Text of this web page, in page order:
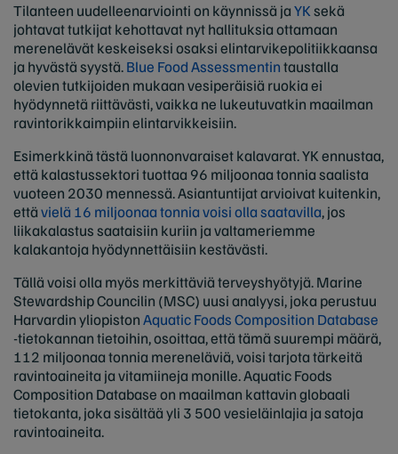
Tilanteen uudelleenarviointi on käynnissä jaYKsekä
johtavat tutkijat kehottavat nyt hallituksia ottamaan
merenelävät keskeiseksi osaksi elintarvikepolitiikkaansa
ja hyvästä syystä.Blue Food Assessmentintaustalla
olevien tutkijoiden mukaan vesiperäisiä ruokia ei
hyödynnetä riittävästi, vaikka ne lukeutuvatkin maailman
ravintorikkaimpiin elintarvikkeisiin.
Esimerkkinä tästä luonnonvaraiset kalavarat. YK ennustaa,
että kalastussektori tuottaa 96 miljoonaa tonnia saalista
vuoteen 2030 mennessä. Asiantuntijat arvioivat kuitenkin,
ettävielä 16 miljoonaa tonnia voisi olla saatavilla, jos
liikakalastus saataisiin kuriin ja valtameriemme
kalakantoja hyödynnettäisiin kestävästi.
Tällä voisi olla myös merkittäviä terveyshyötyjä. Marine
Stewardship Councilin (MSC) uusi analyysi, joka perustuu
Harvardin yliopistonAquatic Foods Composition Database
-tietokannan tietoihin, osoittaa, että tämä suurempi määrä,
112 miljoonaa tonnia mereneläviä, voisi tarjota tärkeitä
ravintoaineita ja vitamiineja monille. Aquatic Foods
Composition Database on maailman kattavin globaali
tietokanta, joka sisältää yli 3 500 vesieläinlajia ja satoja
ravintoaineita.